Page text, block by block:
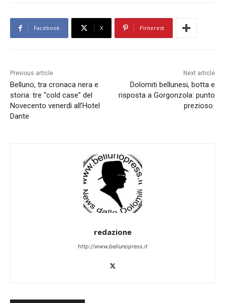
Facebook X Pinterest
Previous article
Belluno, tra cronaca nera e
storia: tre “cold case” del
Novecento venerdì all’Hotel
Dante
Next article
Dolomiti bellunesi, botta e
risposta a Gorgonzola: punto
prezioso
redazione
http://www.bellunopress.it